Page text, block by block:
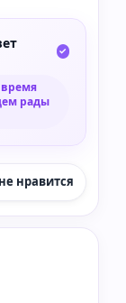
рады
нравится